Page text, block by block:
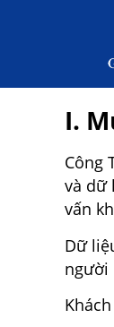
I.
Công
và dữ
vấn
Dữ
người